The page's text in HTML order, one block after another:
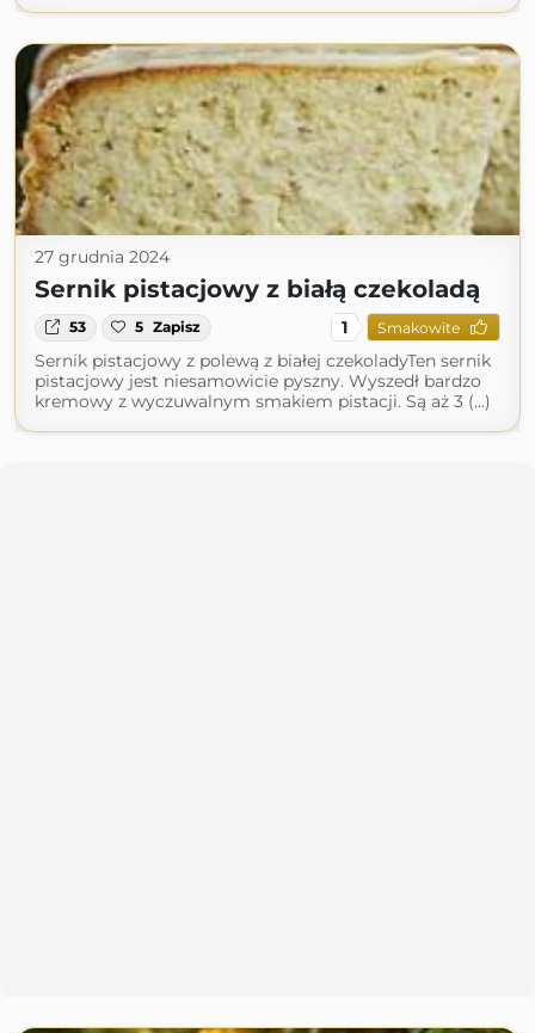
27 grudnia 2024
Sernik pistacjowy z białą czekoladą
53 5 Zapisz 1 Smakowite
Sernik pistacjowy z polewą z białej czekoladyTen sernik
pistacjowy jest niesamowicie pyszny. Wyszedł bardzo
kremowy z wyczuwalnym smakiem pistacji. Są aż 3 (...)